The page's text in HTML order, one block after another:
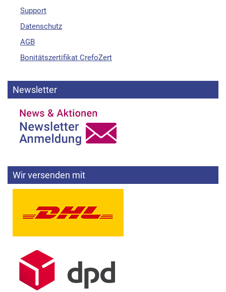
Support
Datenschutz
AGB
Bonitätszertifikat CrefoZert
Newsletter
Wir versenden mit